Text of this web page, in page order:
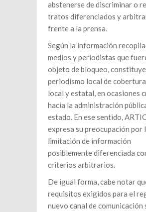
abstenerse de discriminar o
tratos diferenciados y
frente a la prensa.
Según la información
medios y periodistas que
objeto de bloqueo,
periodismo local de
local y estatal, en ocasiones
hacia la administración
estado. En ese sentido,
expresa su preocupación por
limitación de información
posiblemente diferenciada
criterios arbitrarios.
De igual forma, cabe notar
requisitos exigidos para el
nuevo canal de comunicación